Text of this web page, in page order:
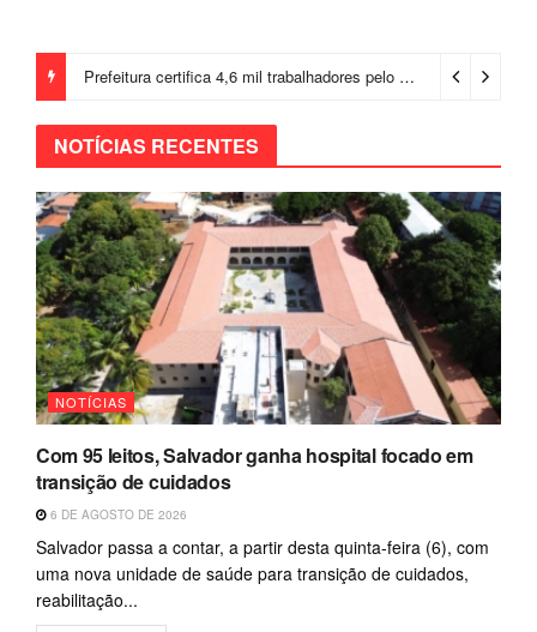
Prefeitura certifica 4,6 mil trabalhadores pelo programa Treinar para Empregar e realiza Feirão de Empregabilidade
NOTÍCIAS RECENTES
NOTÍCIAS
Com 95 leitos, Salvador ganha hospital focado em
transição de cuidados
6 DE AGOSTO DE 2026
Salvador passa a contar, a partir desta quinta-feira (6), com
uma nova unidade de saúde para transição de cuidados,
reabilitação...